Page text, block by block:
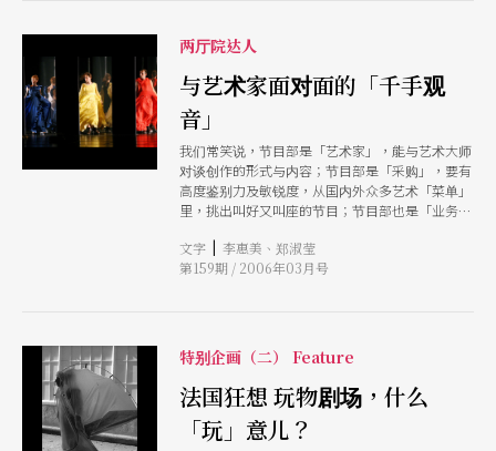
两厅院达人
与艺术家面对面的「千手观
音」
我们常笑说，节目部是「艺术家」，能与艺术大师
对谈创作的形式与内容；节目部是「采购」，要有
高度鉴别力及敏锐度，从国内外众多艺术「菜单」
里，挑出叫好又叫座的节目；节目部也是「业务行
们是接机、叫车、扛行李、订房的「艺术家保
姆」，同时也是「张老师」，每当导演创作遇到瓶
文字 | 李惠美、郑淑莹
第159期 / 2006年03月号
特别企画（二） Feature
法国狂想 玩物剧场，什么
「玩」意儿？